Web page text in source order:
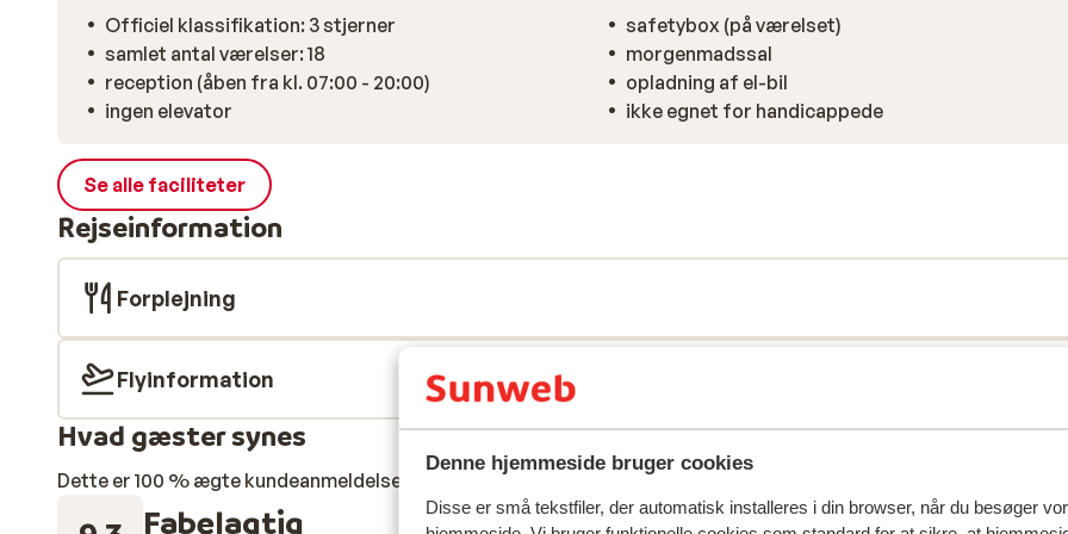
Denne hjemmeside bruger cookies
Disse er små tekstfiler, der automatisk installeres i din browser, når du besøger
Officiel klassifikation: 3 stjerner
samlet antal værelser: 18
reception (åben fra kl. 07:00 - 20:00)
ingen elevator
safetybox (på værelset)
morgenmadssal
opladning af el-bil
ikke egnet for handicappede
Se alle faciliteter
Rejseinformation
Forplejning
Flyinformation
Hvad gæster synes
Dette er 100 % ægte kundeanmeldelser, der ærligt afspejler deres oplevelser med vores produkt.
Fabelagtig